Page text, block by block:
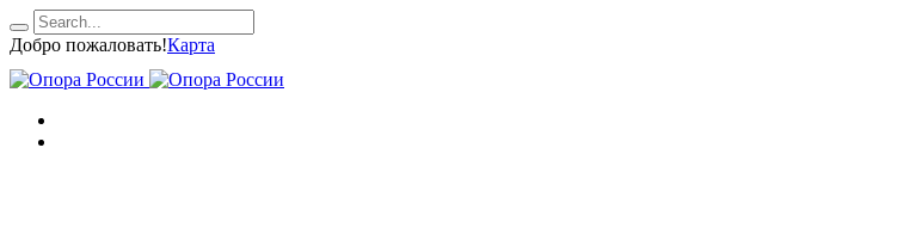
Добро пожаловать!Карта